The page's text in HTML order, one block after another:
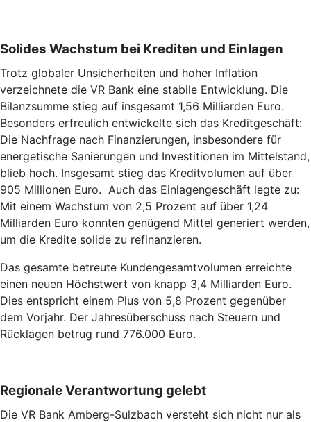
Solides Wachstum bei Krediten und Einlagen
Trotz globaler Unsicherheiten und hoher Inflation
verzeichnete die VR Bank eine stabile Entwicklung. Die
Bilanzsumme stieg auf insgesamt 1,56 Milliarden Euro.
Besonders erfreulich entwickelte sich das Kreditgeschäft:
Die Nachfrage nach Finanzierungen, insbesondere für
energetische Sanierungen und Investitionen im Mittelstand,
blieb hoch. Insgesamt stieg das Kreditvolumen auf über
905 Millionen Euro. Auch das Einlagengeschäft legte zu:
Mit einem Wachstum von 2,5 Prozent auf über 1,24
Milliarden Euro konnten genügend Mittel generiert werden,
um die Kredite solide zu refinanzieren.
Das gesamte betreute Kundengesamtvolumen erreichte
einen neuen Höchstwert von knapp 3,4 Milliarden Euro.
Dies entspricht einem Plus von 5,8 Prozent gegenüber
dem Vorjahr. Der Jahresüberschuss nach Steuern und
Rücklagen betrug rund 776.000 Euro.
Regionale Verantwortung gelebt
Die VR Bank Amberg-Sulzbach versteht sich nicht nur als